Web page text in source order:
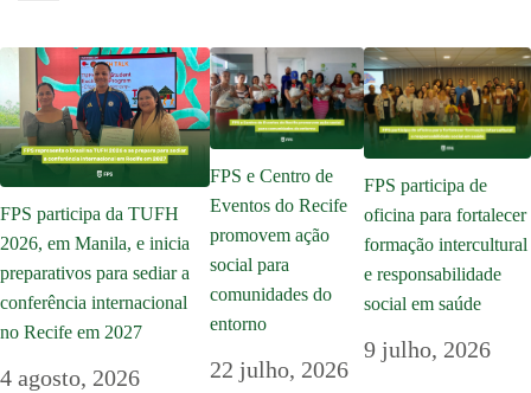
FPS participa da TUFH
2026, em Manila, e inicia
preparativos para sediar a
conferência internacional
no Recife em 2027
4 agosto, 2026
FPS e Centro de
Eventos do Recife
promovem ação
social para
comunidades do
entorno
22 julho, 2026
FPS participa de
oficina para fortalecer
formação intercultural
e responsabilidade
social em saúde
9 julho, 2026